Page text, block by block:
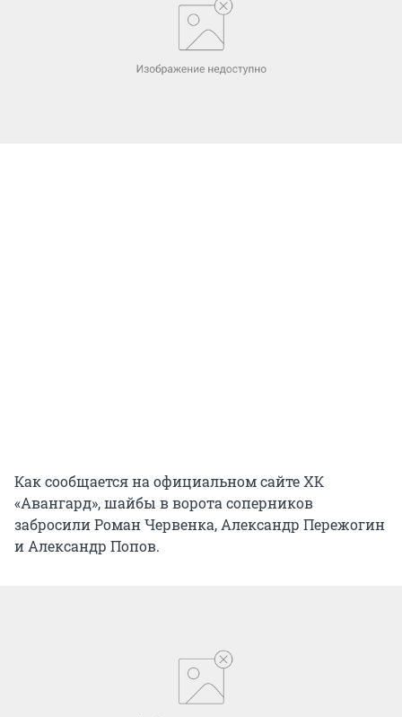
Как сообщается на официальном сайте ХК
«Авангард», шайбы в ворота соперников
забросили Роман Червенка, Александр Пережогин
и Александр Попов.